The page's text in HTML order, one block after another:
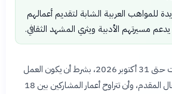
للمواهب العربية الشابة لتقديم أعمالهم
يدعم مسيرتهم الأدبية ويثري المشهد الثقافي.
تستقبل الجائزة المشاركات حتى 31 أكتوبر 2026، بشرط أن يكون العمل
هو الأول للمؤلف في المجال المقدم، وأن تتراوح أعمار المشاركين بين 18